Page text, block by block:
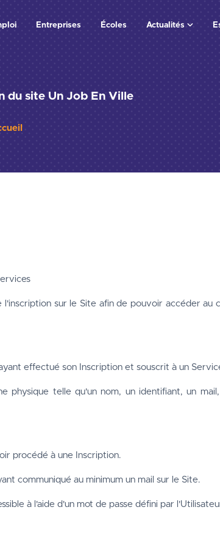
Entreprises Écoles Actualités
du site Un Job En Ville
l'inscription sur le Site afin de pouvoir accéder
effectué son Inscription et souscrit à un
physique telle qu'un nom, un identifiant, un
procédé à une Inscription.
communiqué au minimum un mail sur le Site.
à l'aide d'un mot de passe défini par